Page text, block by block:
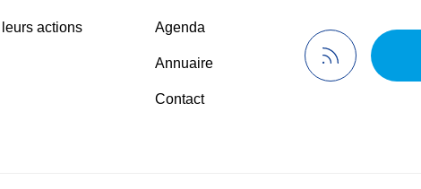
actions Agenda
Annuaire
Contact